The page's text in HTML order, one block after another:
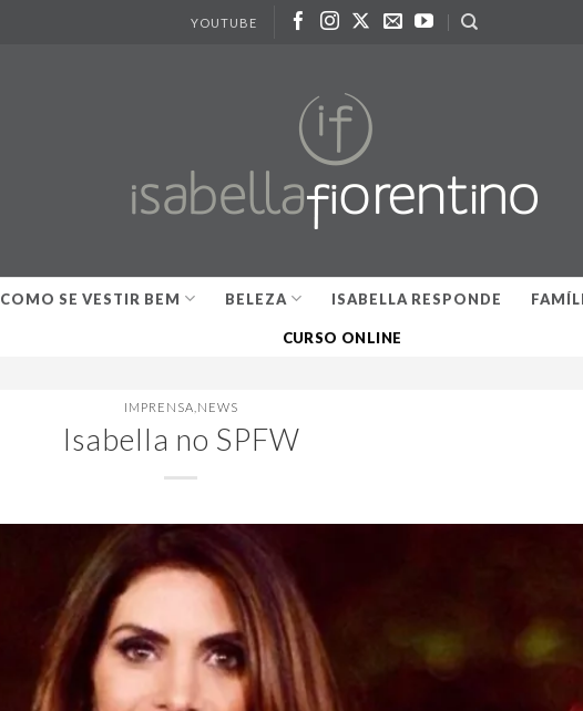
YOUTUBE
COMO SE VESTIR BEM BELEZA ISABELLA RESPONDE
CURSO ONLINE
IMPRENSA NEWS
Isabella no SPFW